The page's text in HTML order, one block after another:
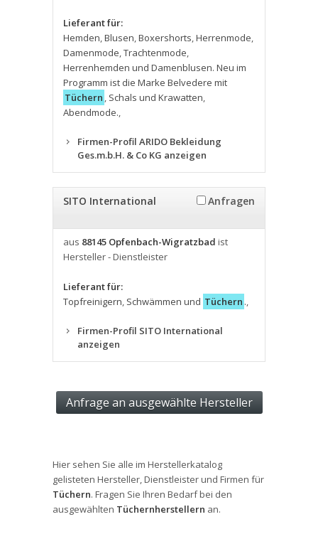
Lieferant für:
Hemden,Blusen,Boxershorts,Herrenmode,
Damenmode,Trachtenmode,
Herrenhemden und Damenblusen. Neu im
Programm ist die Marke Belvedere mit
Tüchern , Schals und Krawatten,
Abendmode.,
Firmen-Profil ARIDO Bekleidung
Ges.m.b.H. & Co KG anzeigen
SITO International Anfragen
aus 88145 Opfenbach-Wigratzbad ist
Hersteller - Dienstleister
Lieferant für:
Topfreinigern, Schwämmen und Tüchern .,
Firmen-Profil SITO International
anzeigen
Hier sehen Sie alle im Herstellerkatalog
gelisteten Hersteller, Dienstleister und Firmen für
Tüchern. Fragen Sie Ihren Bedarf bei den
ausgewählten Tüchernherstellern an.